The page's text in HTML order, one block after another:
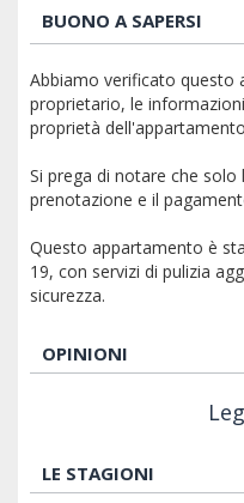
BUONO A SAPERSI
Abbiamo verificato questo
proprietario, le
proprietà
Si prega di notare che
prenotazione e il
Questo appartamento è
19, con servizi di pulizia
sicurezza.
OPINIONI
LE STAGIONI